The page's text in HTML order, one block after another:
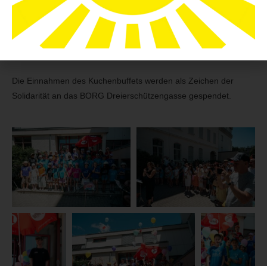
euch und unseren gemeinsamen Einsatz könnte das
Sommerfest nicht stattfinden. Wir hoffen auf noch zahlreichere
Beteiligung im kommenden Jahr – wir gemeinsam für unsere
Die Einnahmen des Kuchenbuffets werden als Zeichen der
Solidarität an das BORG Dreierschützengasse gespendet.